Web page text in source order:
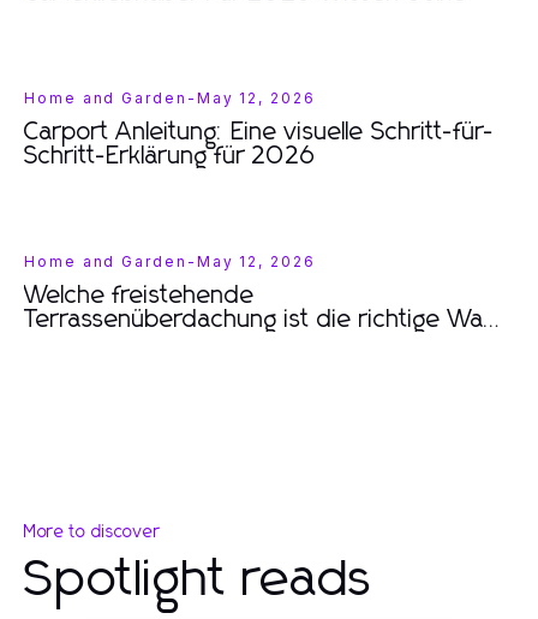
Home and Garden - May 12, 2026
Carport Anleitung: Eine visuelle Schritt-für-
Schritt-Erklärung für 2026
Home and Garden - May 12, 2026
Welche freistehende
Terrassenüberdachung ist die richtige Wahl
More to discover
Spotlight reads